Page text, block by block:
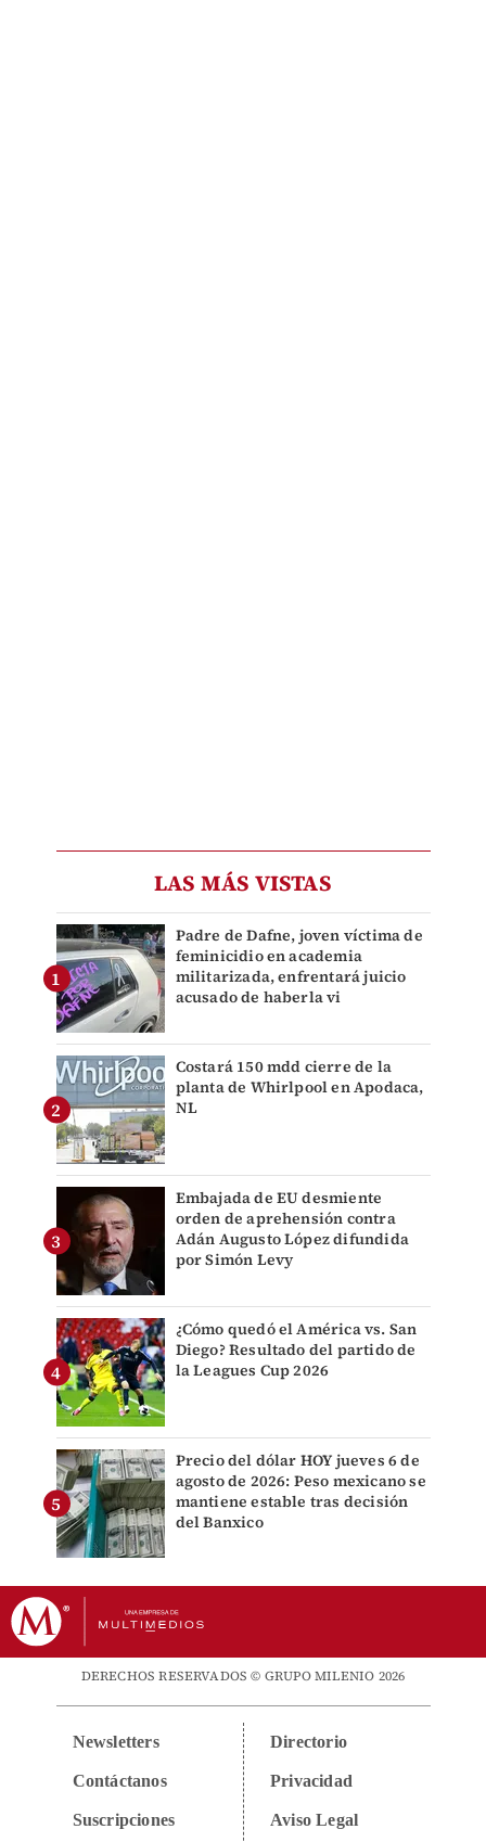
LAS MÁS VISTAS
Padre de Dafne, joven víctima de
feminicidio en academia
militarizada, enfrentará juicio
acusado de haberla vi
Costará 150 mdd cierre de la
planta de Whirlpool en Apodaca,
NL
Embajada de EU desmiente
orden de aprehensión contra
Adán Augusto López difundida
por Simón Levy
¿Cómo quedó el América vs. San
Diego? Resultado del partido de
la Leagues Cup 2026
Precio del dólar HOY jueves 6 de
agosto de 2026: Peso mexicano se
mantiene estable tras decisión
del Banxico
DERECHOS RESERVADOS © GRUPO MILENIO 2026
Newsletters
Contáctanos
Suscripciones
Directorio
Privacidad
Aviso Legal